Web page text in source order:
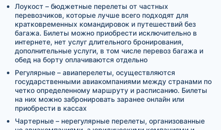
Лоукост – бюджетные перелеты от частных
перевозчиков, которые лучше всего подходят для
кратковременных командировок и путешествий без
багажа. Билеты можно приобрести исключительно в
интернете, нет услуг длительного бронирования,
дополнительные услуги, в том числе перевоз багажа и
обед на борту оплачиваются отдельно
Регулярные – авиаперелеты, осуществляются
государственными авиакомпаниями между странами по
четко определенному маршруту и расписанию. Билеты
на них можно забронировать заранее онлайн или
приобрести в кассах
Чартерные – нерегулярные перелеты, организованные